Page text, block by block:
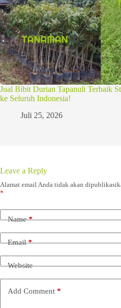
Jual Bibit Durian Tapanuli Terbaik
ke Seluruh Indonesia!
Juli 25, 2026
Leave a Reply
Alamat email Anda tidak akan
*
Name*
Email*
Website
Add Comment *